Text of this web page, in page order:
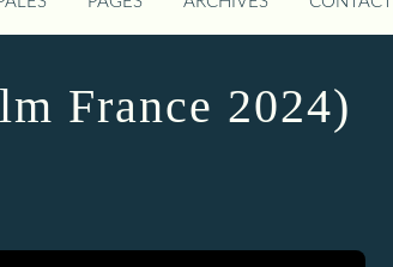
France 2024)